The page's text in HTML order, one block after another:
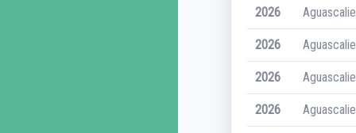
2026
2026
2026
2026